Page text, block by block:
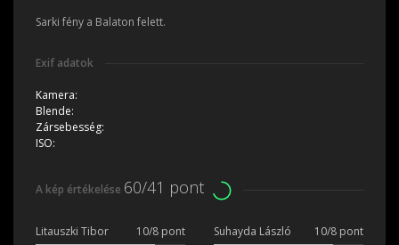
Sarki fény a Balaton felett.
Exif adatok
Kamera:
Blende:
Zársebesség:
ISO:
A kép értékelése 60/41 pont
Litauszki Tibor 10/8 pont Suhayda László
10/8 pont